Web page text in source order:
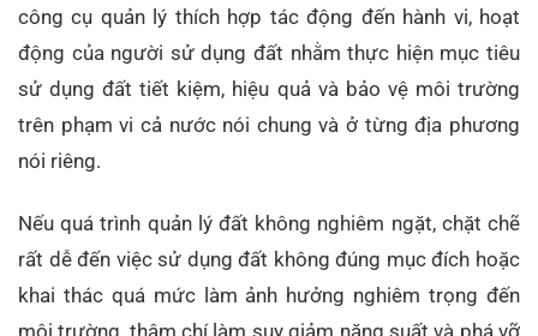
công cụ quản lý thích hợp tác động đến hành vi, hoạt
động của người sử dụng đất nhằm thực hiện mục tiêu
sử dụng đất tiết kiệm, hiệu quả và bảo vệ môi trường
trên phạm vi cả nước nói chung và ở từng địa phương
nói riêng.
Nếu quá trình quản lý đất không nghiêm ngặt, chặt chẽ
rất dễ đến việc sử dụng đất không đúng mục đích hoặc
khai thác quá mức làm ảnh hưởng nghiêm trọng đến
môi trường, thậm chí làm suy giảm năng suất và phá vỡ